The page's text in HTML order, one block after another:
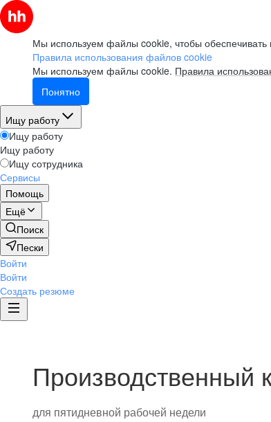
Мы используем файлы cookie, чтобы обеспечивать
Правила использования файлов cookie
Мы используем файлы cookie. Правила
Понятно
Ищу работу
Ищу работу
Ищу работу
Ищу сотрудника
Сервисы
Помощь
Ещё
Поиск
Пески
Войти
Войти
Создать резюме
Производственный
для пятидневной рабочей недели